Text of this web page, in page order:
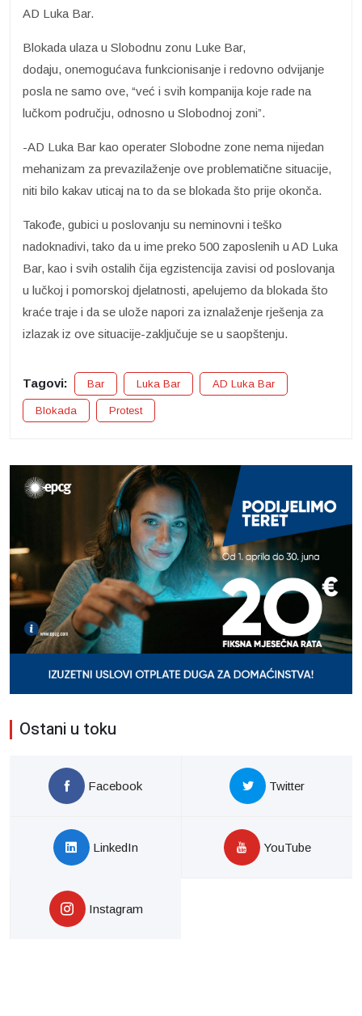
AD Luka Bar.
Blokada ulaza u Slobodnu zonu Luke Bar,
dodaju, onemogućava funkcionisanje i redovno odvijanje
posla ne samo ove, “već i svih kompanija koje rade na
lučkom području, odnosno u Slobodnoj zoni”.
-AD Luka Bar kao operater Slobodne zone nema nijedan
mehanizam za prevazilaženje ove problematične situacije,
niti bilo kakav uticaj na to da se blokada što prije okonča.
Takođe, gubici u poslovanju su neminovni i teško
nadoknadivi, tako da u ime preko 500 zaposlenih u AD Luka
Bar, kao i svih ostalih čija egzistencija zavisi od poslovanja
u lučkoj i pomorskoj djelatnosti, apelujemo da blokada što
kraće traje i da se ulože napori za iznalaženje rješenja za
izlazak iz ove situacije-zaključuje se u saopštenju.
Tagovi: Bar Luka Bar AD Luka Bar
Blokada Protest
Ostani u toku
Facebook Twitter
LinkedIn YouTube
Instagram